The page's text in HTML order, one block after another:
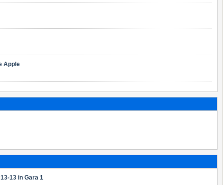
Apple
13 in Gara 1